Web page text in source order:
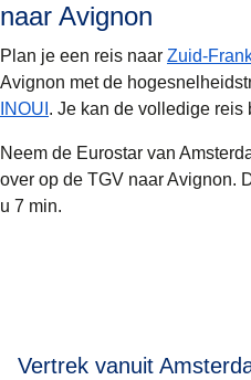
naar Avignon
Plan je een reis naar Zuid-
Avignon met de
INOUI . Je kan de volledige reis
Neem de Eurostar van
over op de TGV naar Avignon.
u 7 min.
Vertrek vanuit